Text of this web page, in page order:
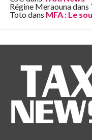
Régine Meraounadans
Toto dans MFA : Le